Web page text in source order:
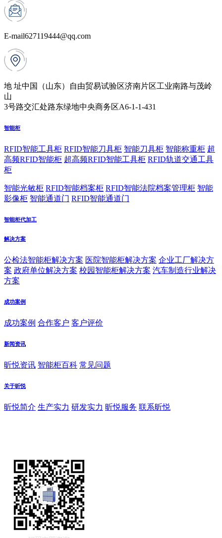
E-mail627119444@qq.com
地 址中国（山东）自由贸易试验区济南片区工业南路与茂岭
山
3号路交汇处路东绿地中央商务区A6-1-1-431
智能柜
RFID智能工具柜 RFID智能刀具柜 智能刀具柜 智能称重柜 超
高频RFID智能柜 超高频RFID智能工具柜 RFID轨道交通工具
柜
智能光敏柜 RFID智能档案柜 RFID智能法院档案管理柜 智能
影像柜 智能通道门 RFID智能通道门
智能柜代加工
解决方案
公检法智能柜解决方案 医院智能柜解决方案 企业工厂解决方
案 政府单位解决方案 校园智能柜解决方案 汽车制造行业解决
方案
成功案例
成功案例 合作客户 客户评价
新闻资讯
昕悦资讯 智能柜百科 常见问题
关于昕悦
昕悦简介 生产实力 研发实力 昕悦服务 联系昕悦